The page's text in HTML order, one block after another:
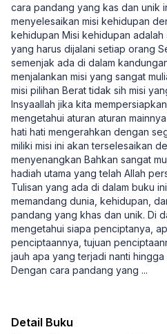
cara pandang yang kas dan unik
menyelesaikan misi kehidupan
kehidupan Misi kehidupan
yang harus dijalani setiap orang
semenjak ada di dalam
menjalankan misi yang sangat
misi pilihan Berat tidak sih misi
Insyaallah jika kita
mengetahui aturan aturan
hati hati mengerahkan dengan
miliki misi ini akan terselesaikan
menyenangkan Bahkan sangat
hadiah utama yang telah Allah
Tulisan yang ada di dalam buku
memandang dunia, kehidupan,
pandang yang khas dan unik. Di
mengetahui siapa penciptanya,
penciptaannya, tujuan
jauh apa yang terjadi nanti
Dengan cara pandang yang ...
Detail Buku